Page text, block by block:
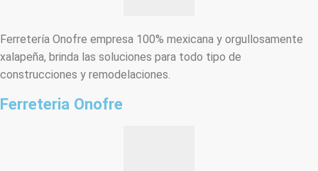
Ferretería Onofre empresa 100% mexicana y orgullosamente
xalapeña, brinda las soluciones para todo tipo de
construcciones y remodelaciones.
Ferreteria Onofre